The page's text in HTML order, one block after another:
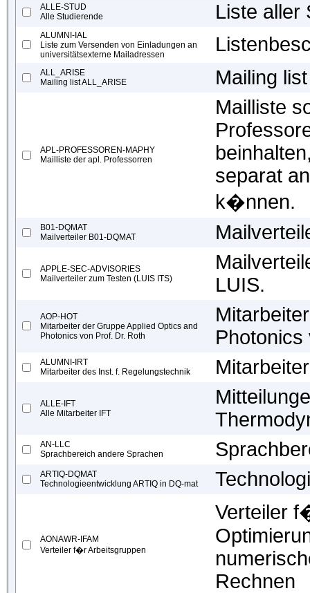
ALLE-STUD
Alle Studierende
Liste aller
ALUMNI-IAL
Liste zum Versenden von Einladungen an
universitätsexterne Mailadressen
ALL_ARISE
Mailing list ALL_ARISE
Mailing
APL-PROFESSOREN-MAPHY
Mailliste der apl. Professorren
Mailliste
separat
k�nnen.
B01-DQMAT
Mailverteiler B01-DQMAT
APPLE-SEC-ADVISORIES
Mailverteiler zum Testen (LUIS ITS)
LUIS.
AOP-HOT
Mitarbeiter der Gruppe Applied Optics and
Photonics von Prof. Dr. Roth
Photonics
ALUMNI-IRT
Mitarbeiter des Inst. f. Regelungstechnik
ALLE-IFT
Alle Mitarbeiter IFT
AN-LLC
Sprachbereich andere Sprachen
ARTIQ-DQMAT
Technologieentwicklung ARTIQ in DQ-mat
AONAWR-IFAM
Verteiler f�r Arbeitsgruppen
Verteiler
Rechnen